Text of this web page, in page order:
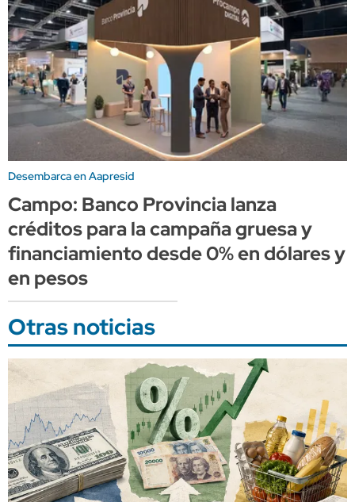
Desembarca en Aapresid
Campo: Banco Provincia lanza
créditos para la campaña gruesa y
financiamiento desde 0% en dólares y
en pesos
Otras noticias